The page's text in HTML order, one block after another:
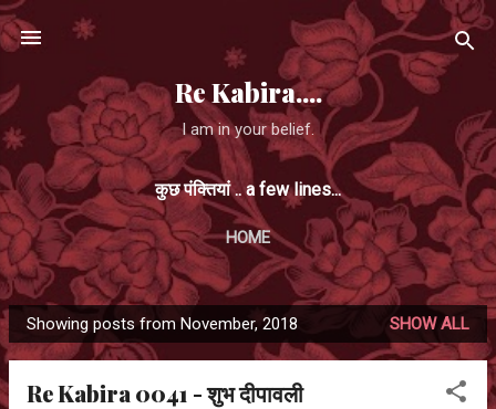
Skip to main content
Re Kabira....
I am in your belief.
कुछ पंक्तियां .. a few lines...
HOME
P
o
Showing posts from November, 2018 SHOW ALL
Re Kabira 0041 - शुभ दीपावली